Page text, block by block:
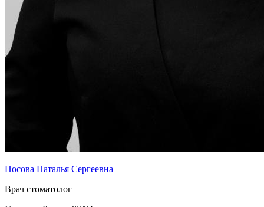
Носова Наталья Сергеевна
Врач стоматолог